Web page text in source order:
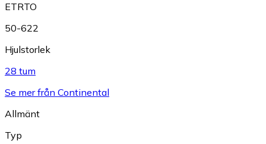
ETRTO
50-622
Hjulstorlek
28 tum
Se mer från Continental
Allmänt
Typ